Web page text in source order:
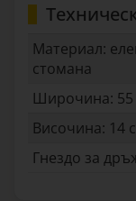
Материал:
стомана
Широчина: 55
Височина: 14
Гнездо за